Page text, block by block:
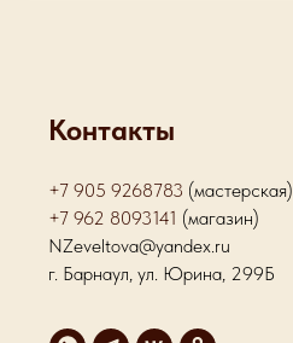
Контакты
+7 905 9268783 (мастерская)
+7 962 8093141 (магазин)
NZeveltova@yandex.ru
г. Барнаул, ул. Юрина, 299Б